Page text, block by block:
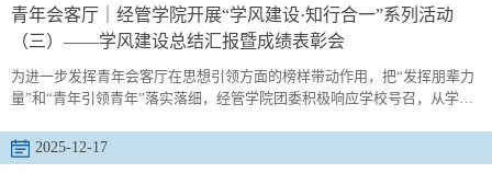
类指导、精准赋能”的工作思路，不断完善社团管理制度，加大资源保障力
度，鼓...
青年会客厅｜经管学院开展“学风建设·知行合一”系列活动
（三）——学风建设总结汇报暨成绩表彰会
为进一步发挥青年会客厅在思想引领方面的榜样带动作用，把“发挥朋辈力
量”和“青年引领青年”落实落细，经管学院团委积极响应学校号召，从学生
行合一”系列研讨第三期活动——学风建设总结汇报暨成绩表彰会。活动伊
始，辅导员吕欣哲为第一学期学习中表现优异的个人颁发荣誉证书与奖
2025-12-17